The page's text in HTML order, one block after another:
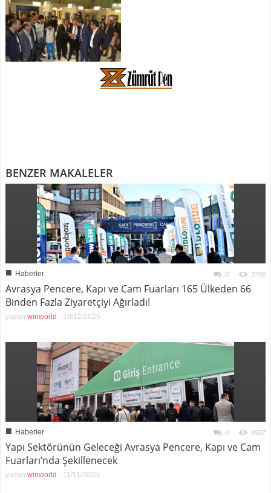
BENZER MAKALELER
■ Haberler 0 3799
Avrasya Pencere, Kapı ve Cam Fuarları 165 Ülkeden 66
Binden Fazla Ziyaretçiyi Ağırladı!
yazan winworld - 10/12/2025
■ Haberler 0 8587
Yapı Sektörünün Geleceği Avrasya Pencere, Kapı ve Cam
Fuarları’nda Şekillenecek
yazan winworld - 11/11/2025